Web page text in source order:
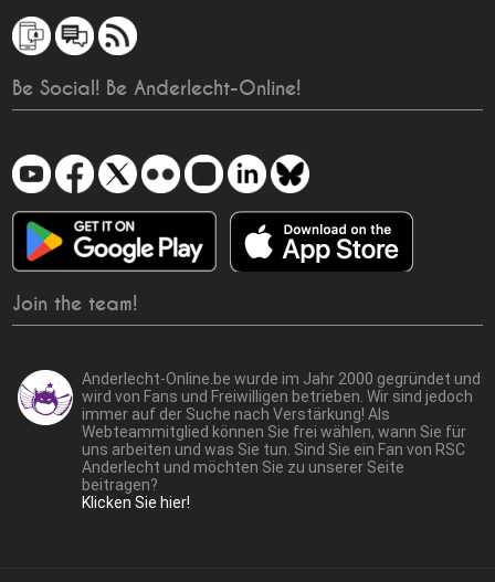
Be Social! Be Anderlecht-Online!
Join the team!
Anderlecht-Online.be wurde im Jahr 2000 gegründet und
wird von Fans und Freiwilligen betrieben. Wir sind jedoch
immer auf der Suche nach Verstärkung! Als
Webteammitglied können Sie frei wählen, wann Sie für
uns arbeiten und was Sie tun. Sind Sie ein Fan von RSC
Anderlecht und möchten Sie zu unserer Seite
beitragen?
Klicken Sie hier!